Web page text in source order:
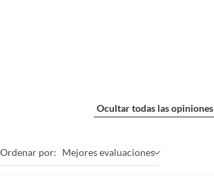
Ocultar todas las opiniones
Ordenar por: Mejores evaluaciones